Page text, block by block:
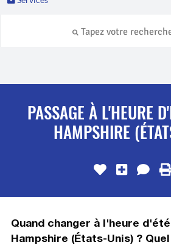
PASSAGE À L'HEURE
HAMPSHIRE
Quand changer à l'heure
Hampshire (États-Unis) ?